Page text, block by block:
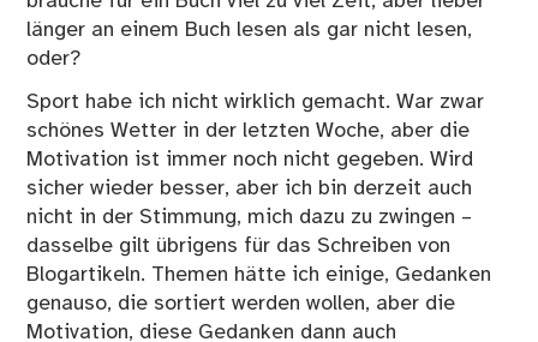
länger an einem Buch lesen als gar nicht lesen,
oder?
Sport habe ich nicht wirklich gemacht. War zwar
schönes Wetter in der letzten Woche, aber die
Motivation ist immer noch nicht gegeben. Wird
sicher wieder besser, aber ich bin derzeit auch
nicht in der Stimmung, mich dazu zu zwingen –
dasselbe gilt übrigens für das Schreiben von
Blogartikeln. Themen hätte ich einige, Gedanken
genauso, die sortiert werden wollen, aber die
Motivation, diese Gedanken dann auch